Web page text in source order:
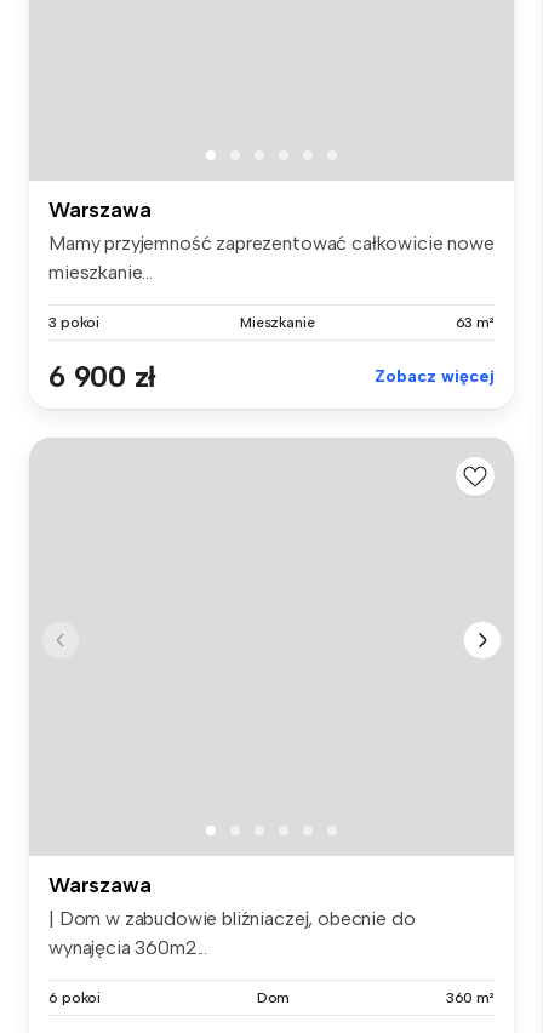
Warszawa
Mamy przyjemność zaprezentować całkowicie nowe
mieszkanie...
3 pokoi Mieszkanie 63 m²
6 900 zł Zobacz więcej
Warszawa
| Dom w zabudowie bliźniaczej, obecnie do
wynajęcia 360m2...
6 pokoi Dom 360 m²